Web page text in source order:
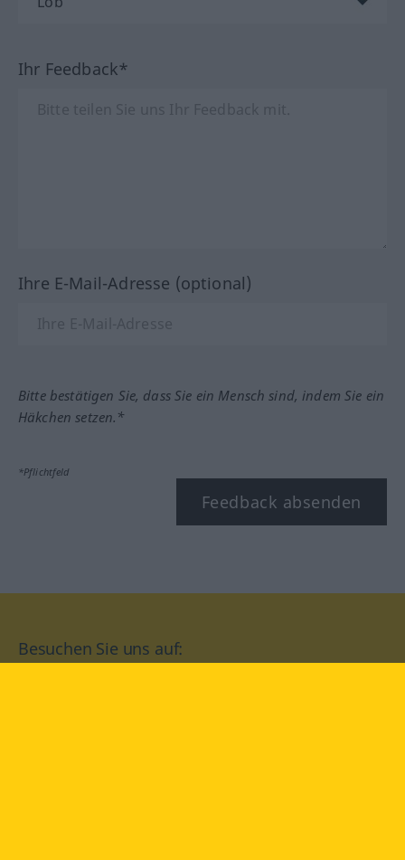
Ihr Feedback*
Ihre E-Mail-Adresse (optional)
Bitte bestätigen Sie, dass Sie ein Mensch sind, indem Sie ein
Häkchen setzen.*
*Pflichtfeld
Feedback absenden
Besuchen Sie uns auf: